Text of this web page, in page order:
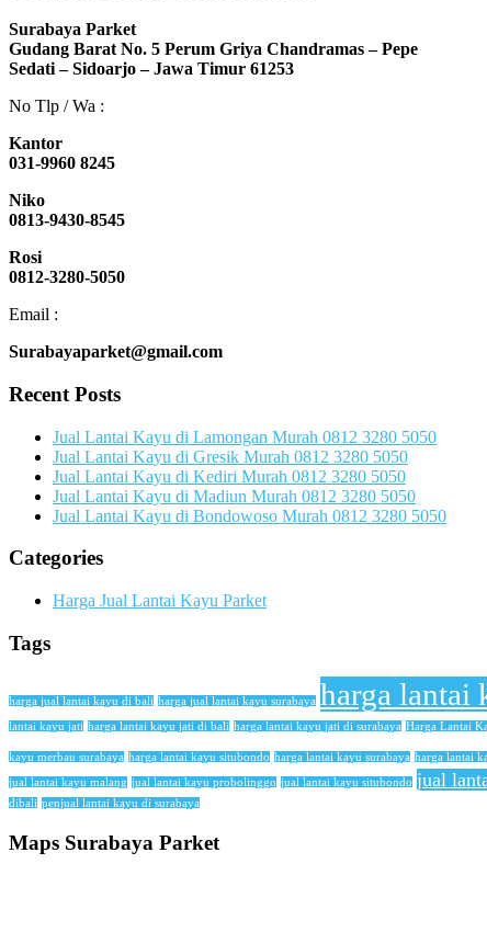
Surabaya Parket
Gudang Barat No. 5 Perum Griya Chandramas – Pepe
Sedati – Sidoarjo – Jawa Timur 61253
No Tlp / Wa :
Kantor
031-9960 8245
Niko
0813-9430-8545
Rosi
0812-3280-5050
Email :
Surabayaparket@gmail.com
Recent Posts
Jual Lantai Kayu di Lamongan Murah 0812 3280 5050
Jual Lantai Kayu di Gresik Murah 0812 3280 5050
Jual Lantai Kayu di Kediri Murah 0812 3280 5050
Jual Lantai Kayu di Madiun Murah 0812 3280 5050
Jual Lantai Kayu di Bondowoso Murah 0812 3280 5050
Categories
Harga Jual Lantai Kayu Parket
Tags
harga jual lantai kayu di bali harga jual lantai kayu surabaya harga lantai
lantai kayu jati harga lantai kayu jati di bali harga lantai kayu jati di surabaya Harga Lantai
kayu merbau surabaya harga lantai kayu situbondo harga lantai kayu surabaya harga lantai
jual lantai kayu malang jual lantai kayu probolinggo jual lantai kayu situbondo jual
dibali penjual lantai kayu di surabaya
Maps Surabaya Parket